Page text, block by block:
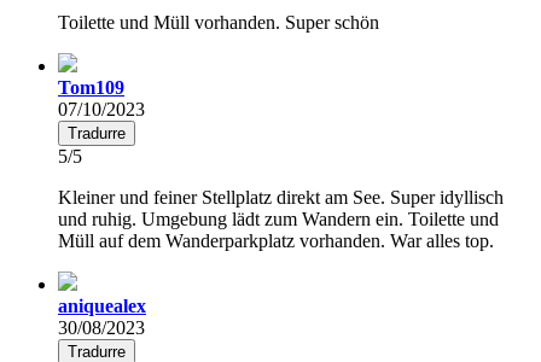
Toilette und Müll vorhanden. Super schön
Tom109
07/10/2023
Tradurre
5/5
Kleiner und feiner Stellplatz direkt am See. Super idyllisch
und ruhig. Umgebung lädt zum Wandern ein. Toilette und
Müll auf dem Wanderparkplatz vorhanden. War alles top.
aniquealex
30/08/2023
Tradurre